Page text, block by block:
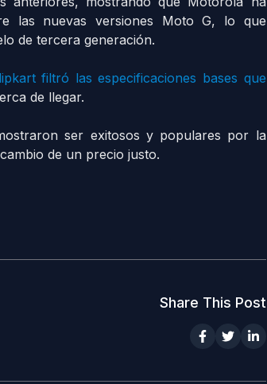
las nuevas versiones Moto G, lo que
de tercera generación.
filtró las especificaciones bases que
de llegar.
ser exitosos y populares por la
de un precio justo.
Share This Post